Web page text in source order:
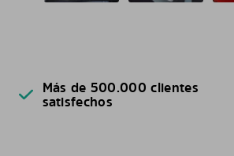
Más de 500.000 clientes
satisfechos